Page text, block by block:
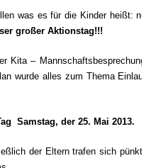
was es für die Kinder heißt: nur
großer Aktionstag!!!
Kita – Mannschaftsbesprechung
wurde alles zum Thema
 Samstag, der 25. Mai 2013.
der Eltern trafen sich